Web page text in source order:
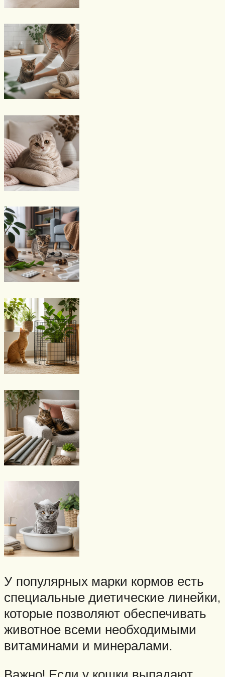
У популярных марки кормов есть
специальные диетические линейки,
которые позволяют обеспечивать
животное всеми необходимыми
витаминами и минералами.